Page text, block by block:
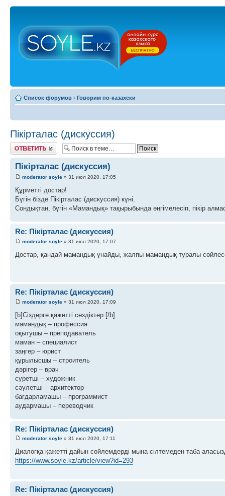
Список форумов ‹ Говорим по-казахски
Пікірталас (дискуссия)
Ответить
Пікірталас (дискуссия)
moderator soyle » 31 июл 2020, 17:05
Құрметті достар!
Бүгін бізде Пікірталас (дискуссия) күні.
Сондықтан, бүгін «Мамандық» тақырыбында әңгімелесіп, пікір
Re: Пікірталас (дискуссия)
moderator soyle » 31 июл 2020, 17:07
Достар, қандай мамандық ұнайды, жалпы мамандық туралы
Re: Пікірталас (дискуссия)
moderator soyle » 31 июл 2020, 17:09
[b]Сіздерге қажетті сөздіктер:[/b]
мамандық – профессия
оқытушы – преподаватель
маман – специалист
заңгер – юрист
құрылысшы – строитель
дәрігер – врач
суретші – художник
сәулетші – архитектор
бағдарламашы – программист
аудармашы – переводчик
Re: Пікірталас (дискуссия)
moderator soyle » 31 июл 2020, 17:11
Диалогқа қажетті дайын сөйлемдерді мына сілтемеден таба
https://www.soyle.kz/article/view?id=293
Re: Пікірталас (дискуссия)